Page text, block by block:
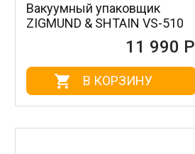
Вакуумный упаковщик
ZIGMUND & SHTAIN VS-510
11 990 Р
В КОРЗИНУ